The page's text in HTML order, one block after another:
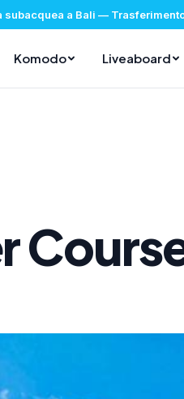
subacquea a Bali —
Komodo Liveaboard